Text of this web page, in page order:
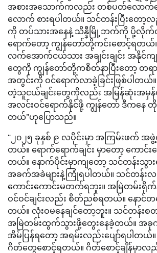
အစားအသောက်ကလည်း တစ်ပတ်လောက်န
လောက် စားရပါတယ်။ သင်တန်းပြီးတော့
ကို တပ်သားအနေနဲ့ သိန္နီမြို့ဘက်ကို ပို့လို
ရောက်တော့ ကျွန်တော်တို့ကင်းစောင့်ရတယ်
လက်အောက်ငယ်သား အချင်းချင်း အနိုင်က
တွေကို ကျွန်တော်တို့ကစိတ်နာပြီးတော့ တရာ
အတွင်းကို ဝင်ရောက်လာခဲ့ခြင်းဖြစ်ပါတယ်
တဲ့သူငယ်ချင်းတွေကိုလည်း အမြန်ဆုံးအမှန်တ
အလင်းဝင်ရောက်နိုင်ဖို့ ကျွန်တော် ဒီကနေ
တယ်”ဟုပြောသည်။
“၂၀၂၅ ခုနှစ် ၉ လပိုင်းမှာ အကြမ်းဖက် အ
တယ်။ ရောက်ရောက်ချင်း မှာတော့ ကောင်းက
တယ်။ နောက်ပိုင်းမှာကျတော့ သင်တန်းသွာ
အခက်အခဲများနဲ့ကြုံရပါတယ်။ သင်တန်း
ကောင်းကောင်းမတက်ရဘူး။ အမြဲတမ်းရို
ဝင်ဝင်ချင်းလည်း စိတ်ညစ်ရတယ်။ နောင်
တယ်။ လုံးဝမနေချင်တော့ဘူး။ သင်တန်းစတ
အမြဲတမ်းထွက်သွားဖို့တွေးနေခဲ့တယ်။ အ
အိမ်ပြန်ရတော့ အရမ်းလည်းပျော်ရပါတယ်
ဂိတ်တွေစောင့်ရတယ်။ ဂိတ်စောင့်ချိန်မှာလည်